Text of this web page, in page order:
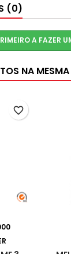
(0)
A FAZER
NA
favorite_border